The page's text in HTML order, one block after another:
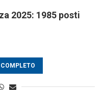
2025: 1985 posti